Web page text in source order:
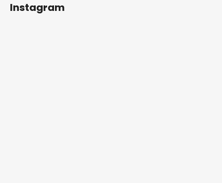
Instagram